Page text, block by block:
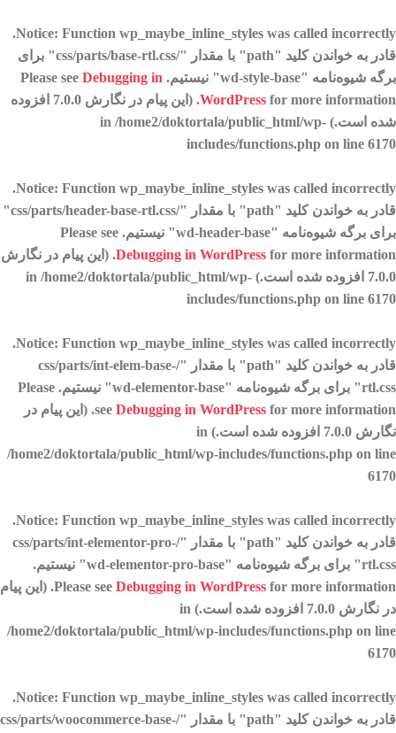
Notice: Function wp_maybe_inline_styles was called incorrectly
.
قادر به خواندن کلید "path" با مقدار "/css/parts/base-rtl.css" برای
برگه شیوه‌نامه "wd-style-base" نیستیم. Please see
Debugging in
WordPress
for more information. (این پیام در نگارش 7.0.0 افزوده
شده است.) in /home2/doktortala/public_html/wp-
includes/functions.php on line 6170
Notice: Function wp_maybe_inline_styles was called incorrectly
.
قادر به خواندن کلید "path" با مقدار "/css/parts/header-base-rtl.css"
برای برگه شیوه‌نامه "wd-header-base" نیستیم. Please see
Debugging in WordPressfor more information. (این پیام در نگارش
7.0.0 افزوده شده است.) in
/home2/doktortala/public_html/wp-
includes/functions.php on line 6170
Notice: Function wp_maybe_inline_styles was called incorrectly
.
قادر به خواندن کلید "path" با مقدار "/css/parts/int-elem-base-
rtl.css" برای برگه شیوه‌نامه "wd-elementor-base" نیستیم. Please
see Debugging in WordPress
for more information. (این پیام در
نگارش 7.0.0 افزوده شده است.) in
/home2/doktortala/public_html/wp-includes/functions.php on line
6170
Notice: Function wp_maybe_inline_styles was called incorrectly
.
قادر به خواندن کلید "path" با مقدار "/css/parts/int-elementor-pro-
rtl.css" برای برگه شیوه‌نامه "wd-elementor-pro-base" نیستیم.
Please see Debugging in WordPress
for more information. (این پیام
در نگارش 7.0.0 افزوده شده است.) in
/home2/doktortala/public_html/wp-includes/functions.php on line
6170
Notice: Function wp_maybe_inline_styles was called incorrectly
.
قادر به خواندن کلید "path" با مقدار "/css/parts/woocommerce-base-